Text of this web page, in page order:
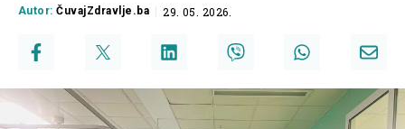
Autor:ČuvajZdravlje.ba 29. 05. 2026.